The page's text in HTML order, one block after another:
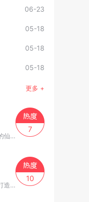
06-23
05-18
05-18
05-18
更多 +
仙灵奇缘腾讯版以其独特的仙侠世界观作为背景，游戏内世界观丰富
7
天龙八部手游体验服精心打造了金庸小说中的经典场景，如大理的苍
10